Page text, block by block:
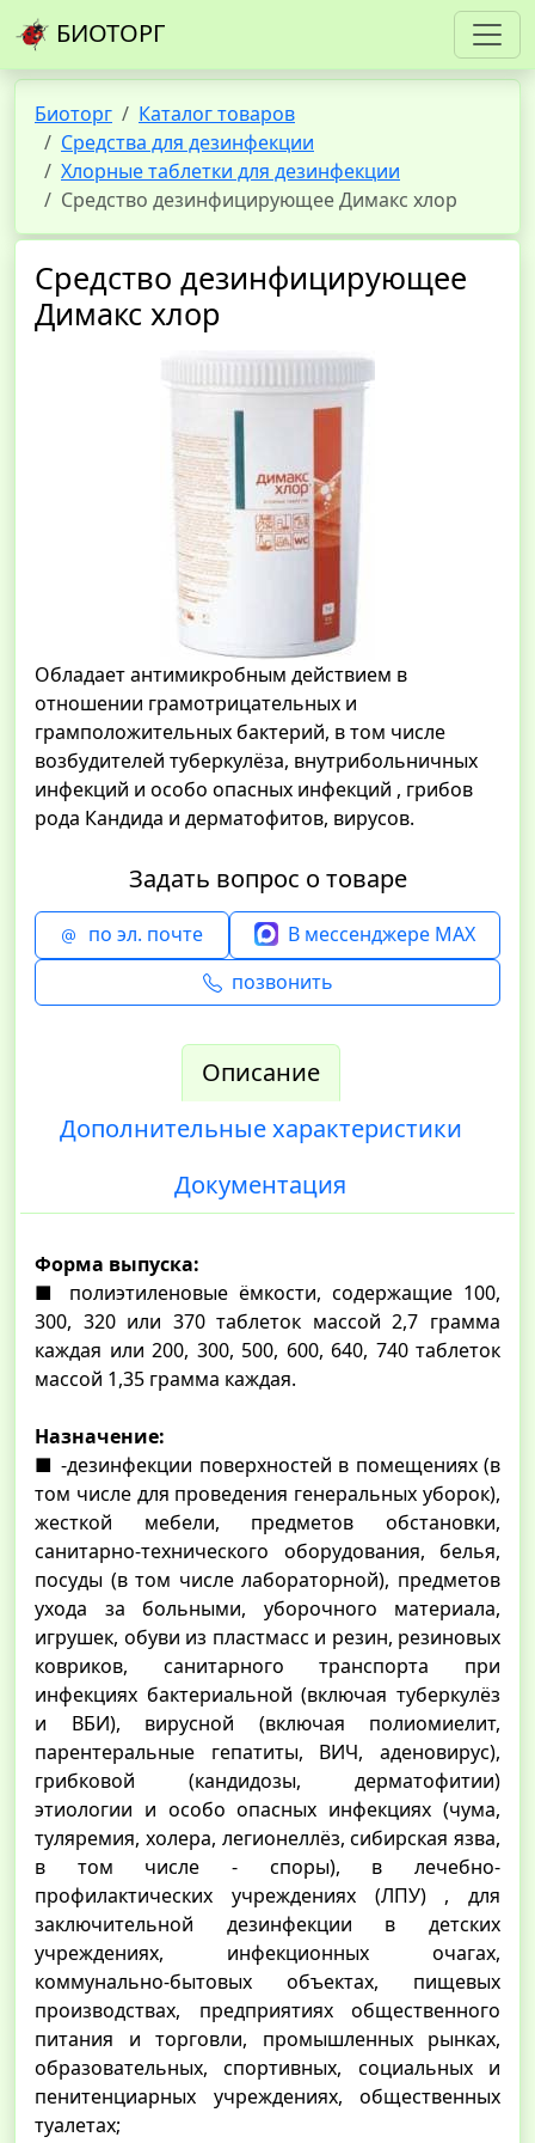
БИОТОРГ
Биоторг
Каталог товаров
Средства для дезинфекции
Хлорные таблетки для дезинфекции
Средство дезинфицирующее Димакс хлор
Средство дезинфицирующее
Димакс хлор
Обладает антимикробным действием в
отношении грамотрицательных и
грамположительных бактерий, в том числе
возбудителей туберкулёза, внутрибольничных
инфекций и особо опасных инфекций , грибов
рода Кандида и дерматофитов, вирусов.
Задать вопрос о товаре
по эл. почте
В мессенджере MAX
позвонить
Описание
Дополнительные характеристики
Документация
Форма выпуска:
■ полиэтиленовые ёмкости, содержащие 100,
300, 320 или 370 таблеток массой 2,7 грамма
каждая или 200, 300, 500, 600, 640, 740 таблеток
массой 1,35 грамма каждая.
Назначение:
■ -дезинфекции поверхностей в помещениях (в
том числе для проведения генеральных уборок),
жесткой мебели, предметов обстановки,
санитарно-технического оборудования, белья,
посуды (в том числе лабораторной), предметов
ухода за больными, уборочного материала,
игрушек, обуви из пластмасс и резин, резиновых
ковриков, санитарного транспорта при
инфекциях бактериальной (включая туберкулёз
и ВБИ), вирусной (включая полиомиелит,
парентеральные гепатиты, ВИЧ, аденовирус),
грибковой (кандидозы, дерматофитии)
этиологии и особо опасных инфекциях (чума,
туляремия, холера, легионеллёз, сибирская язва,
в том числе - споры), в лечебно-
профилактических учреждениях (ЛПУ) , для
заключительной дезинфекции в детских
учреждениях, инфекционных очагах,
коммунально-бытовых объектах, пищевых
производствах, предприятиях общественного
питания и торговли, промышленных рынках,
образовательных, спортивных, социальных и
пенитенциарных учреждениях, общественных
туалетах;